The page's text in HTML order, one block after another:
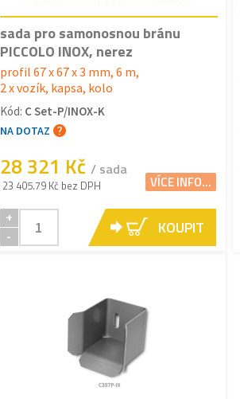
sada pro samonosnou bránu
PICCOLO INOX, nerez
profil 67 x 67 x 3 mm, 6 m,
2 x vozík, kapsa, kolo
Kód: C Set-P/INOX-K
NA DOTAZ
28 321 Kč / sada
23 405.79 Kč bez DPH VÍCE INFO...
+
-
KOUPIT